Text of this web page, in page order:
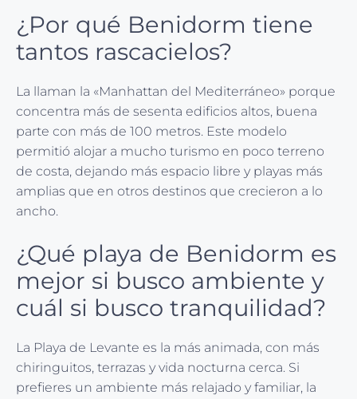
¿Por qué Benidorm tiene
tantos rascacielos?
La llaman la «Manhattan del Mediterráneo» porque
concentra más de sesenta edificios altos, buena
parte con más de 100 metros. Este modelo
permitió alojar a mucho turismo en poco terreno
de costa, dejando más espacio libre y playas más
amplias que en otros destinos que crecieron a lo
ancho.
¿Qué playa de Benidorm es
mejor si busco ambiente y
cuál si busco tranquilidad?
La Playa de Levante es la más animada, con más
chiringuitos, terrazas y vida nocturna cerca. Si
prefieres un ambiente más relajado y familiar, la